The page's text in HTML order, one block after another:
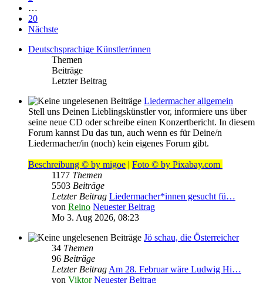
…
20
Nächste
Deutschsprachige Künstler/innen
Themen
Beiträge
Letzter Beitrag
Liedermacher allgemein
Stell uns Deinen Lieblingskünstler vor, informiere uns über
seine neue CD oder schreibe einen Konzertbericht. In diesem
Forum kannst Du das tun, auch wenn es für Deine/n
Liedermacher/in (noch) kein eigenes Forum gibt.
Beschreibung © by migoe | Foto © by Pixabay.com
1177 Themen
5503 Beiträge
Letzter Beitrag Liedermacher*innen gesucht fü…
von Reino Neuester Beitrag
Mo 3. Aug 2026, 08:23
Jö schau, die Österreicher
34 Themen
96 Beiträge
Letzter Beitrag Am 28. Februar wäre Ludwig Hi…
von Viktor Neuester Beitrag